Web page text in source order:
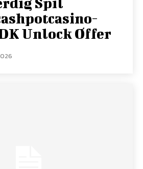
Unlock Offer